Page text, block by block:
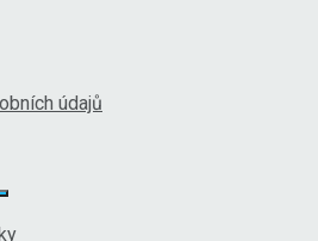
údajů